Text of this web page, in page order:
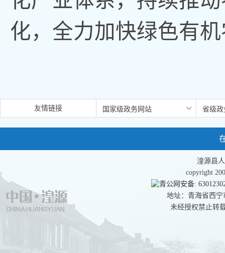
化，全力加快绿色有
友情链接
湟源县
copyright
青公网安备:
地址：青海省西
未经授权禁止转